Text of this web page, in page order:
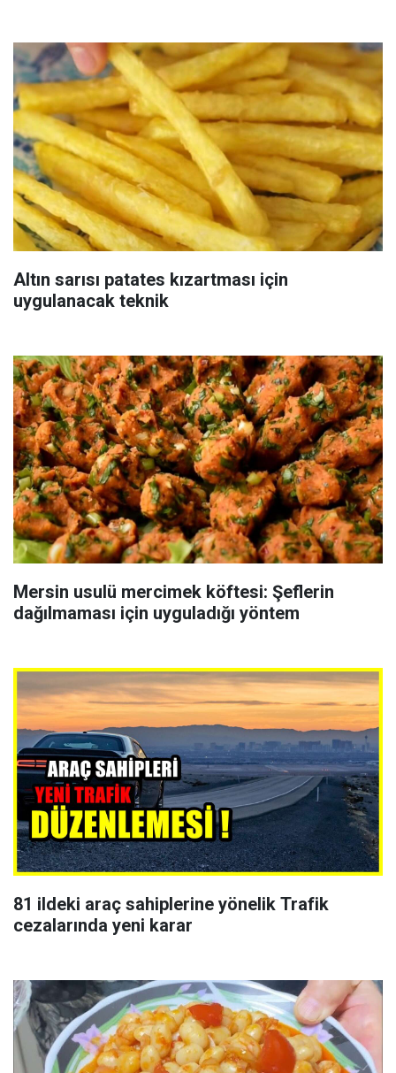
Altın sarısı patates kızartması için
uygulanacak teknik
Mersin usulü mercimek köftesi: Şeflerin
dağılmaması için uyguladığı yöntem
81 ildeki araç sahiplerine yönelik Trafik
cezalarında yeni karar